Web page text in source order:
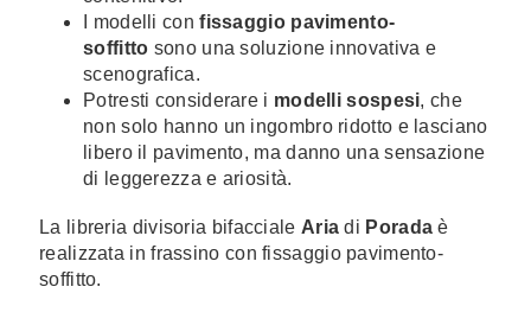
I modelli con fissaggio pavimento-
soffitto sono una soluzione innovativa e
scenografica.
Potresti considerare i modelli sospesi, che
non solo hanno un ingombro ridotto e lasciano
libero il pavimento, ma danno una sensazione
di leggerezza e ariosità.
La libreria divisoria bifacciale Aria di Porada è
realizzata in frassino con fissaggio pavimento-
soffitto.